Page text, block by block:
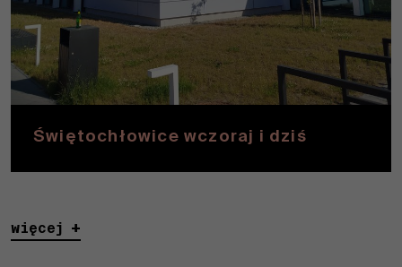
Świętochłowice wczoraj i dziś
więcej